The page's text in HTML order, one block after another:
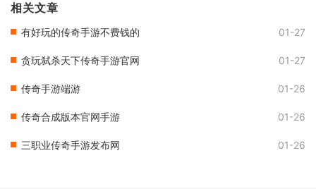
相关文章
有好玩的传奇手游不费钱的 01-27
贪玩弑杀天下传奇手游官网 01-27
传奇手游端游 01-26
传奇合成版本官网手游 01-26
三职业传奇手游发布网 01-26